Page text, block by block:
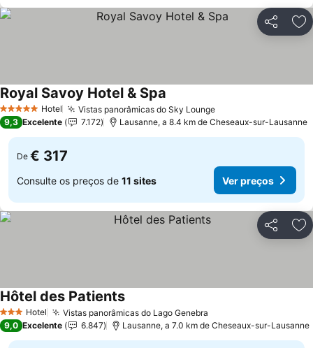
Partilhar
5 Estrelas Hotel Vistas panorâmicas do Sky Lounge
Royal Savoy Hotel & Spa
9,3 Excelente 7.172 Lausanne, a 8.4 km de Cheseaux-sur-Lausanne
De € 317
Consulte os preços de 11 sites Ver preços
Partilhar
3 EstrelasHotel Vistas panorâmicas do Lago Genebra
Hôtel des Patients
9,0 Excelente 6.847 Lausanne, a 7.0 km de Cheseaux-sur-Lausanne